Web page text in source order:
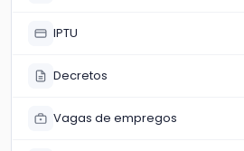
IPTU
Decretos
Vagas de empregos